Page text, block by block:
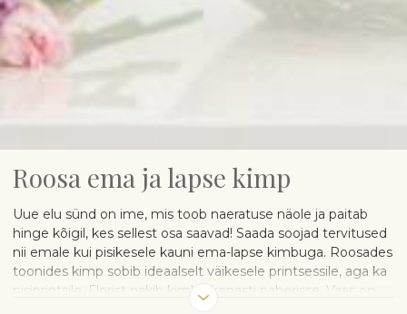
Roosa ema ja lapse kimp
Uue elu sünd on ime, mis toob naeratuse näole ja paitab
hinge kõigil, kes sellest osa saavad! Saada soojad tervitused
nii emale kui pisikesele kauni ema-lapse kimbuga. Roosades
toonides kimp sobib ideaalselt väikesele printsessile, aga ka
pisiprintsile. Florist pakib kimbu kenasti paberisse. Vaas on